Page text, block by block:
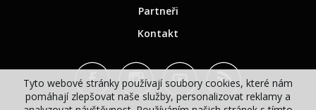
Tyto webové stránky používají soubory cookies, které nám
pomáhají zlepšovat naše služby, personalizovat reklamy a
Partneři
Kontakt